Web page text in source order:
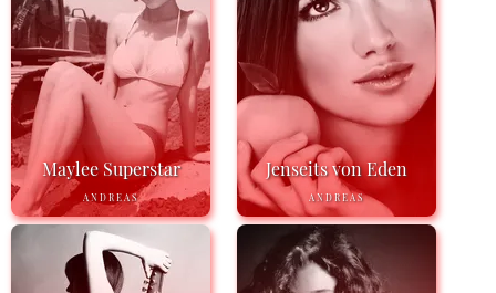
Maylee Superstar
ANDREAS
Jenseits von Eden
ANDREAS